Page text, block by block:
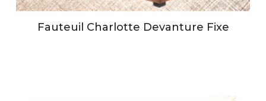
Fauteuil Charlotte Devanture Fixe